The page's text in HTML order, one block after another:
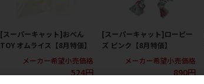
[スーパーキャット]おべん
TOY オムライス【8月特価】
メーカー希望小売価格
524円
[スーパーキャット]ローピー
ズ ピンク【8月特価】
メーカー希望小売価格
890円